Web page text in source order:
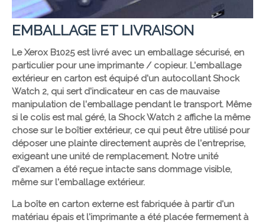
EMBALLAGE ET LIVRAISON
Le Xerox B1025 est livré avec un emballage sécurisé, en
particulier pour une imprimante / copieur. L'emballage
extérieur en carton est équipé d'un autocollant Shock
Watch 2, qui sert d'indicateur en cas de mauvaise
manipulation de l'emballage pendant le transport. Même
si le colis est mal géré, la Shock Watch 2 affiche la même
chose sur le boîtier extérieur, ce qui peut être utilisé pour
déposer une plainte directement auprès de l'entreprise,
exigeant une unité de remplacement. Notre unité
d'examen a été reçue intacte sans dommage visible,
même sur l'emballage extérieur.
La boîte en carton externe est fabriquée à partir d'un
matériau épais et l'imprimante a été placée fermement à